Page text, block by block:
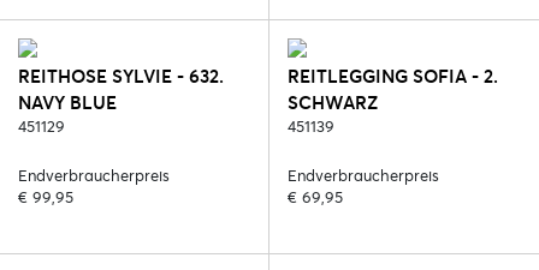
REITHOSE SYLVIE - 632.
NAVY BLUE
451129
Endverbraucherpreis
€ 99,95
REITLEGGING SOFIA - 2.
SCHWARZ
451139
Endverbraucherpreis
€ 69,95